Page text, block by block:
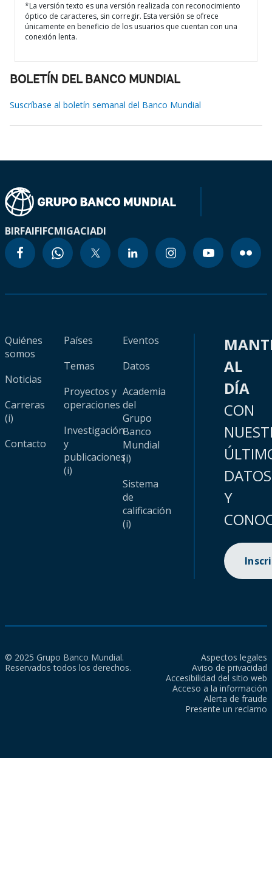
*La versión texto es una versión realizada con reconocimiento
óptico de caracteres, sin corregir. Esta versión se ofrece
únicamente en beneficio de los usuarios que cuentan con una
conexión lenta.
BOLETÍN DEL BANCO MUNDIAL
Suscríbase al boletín semanal del Banco Mundial
BIRFAIFIFCMIGACIADI
Quiénes
somos
Noticias
Carreras
(i)
Contacto
Países
Temas
Proyectos y
operaciones
Investigación
y
publicaciones
(i)
Eventos
Datos
Academia
del
Grupo
Banco
Mundial
(i)
Sistema
de
calificación
(i)
AL
DÍA
CON
DATOS
Y
© 2025 Grupo Banco Mundial.
Reservados todos los derechos.
Aspectos legales
Aviso de privacidad
Accesibilidad del sitio web
Acceso a la información
Alerta de fraude
Presente un reclamo